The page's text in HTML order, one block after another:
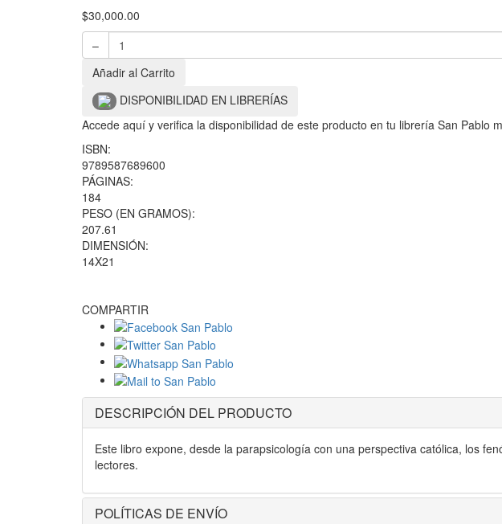
$30,000.00
–
Añadir al Carrito
DISPONIBILIDAD EN LIBRERÍAS
Accede aquí y verifica la disponibilidad de este producto en tu librería San Pablo
ISBN:
9789587689600
PÁGINAS:
184
PESO (EN GRAMOS):
207.61
DIMENSIÓN:
14X21
COMPARTIR
DESCRIPCIÓN DEL PRODUCTO
Este libro expone, desde la parapsicología con una perspectiva católica, los
lectores.
POLÍTICAS DE ENVÍO